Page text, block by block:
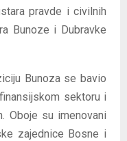
pravde i civilnih
Bunoze i Dubravke
Bunoza se bavio
sektoru i
Oboje su imenovani
zajednice Bosne i